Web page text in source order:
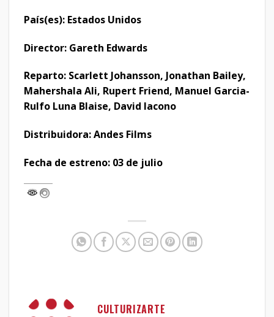
País(es): Estados Unidos
Director: Gareth Edwards
Reparto: Scarlett Johansson, Jonathan Bailey,
Mahershala Ali, Rupert Friend, Manuel Garcia-
Rulfo Luna Blaise, David Iacono
Distribuidora: Andes Films
Fecha de estreno: 03 de julio
CULTURIZARTE